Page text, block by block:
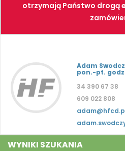
otrzymają Państwo drogą
Adam
pon.-pt.
34 390 67 38
609 022 808
WYNIKI SZUKANIA